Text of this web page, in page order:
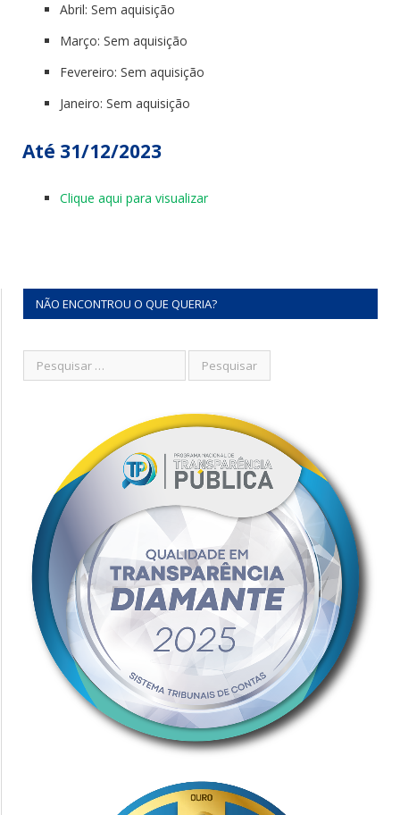
Abril: Sem aquisição
Março: Sem aquisição
Fevereiro: Sem aquisição
Janeiro: Sem aquisição
Até 31/12/2023
Clique aqui para visualizar
NÃO ENCONTROU O QUE QUERIA?